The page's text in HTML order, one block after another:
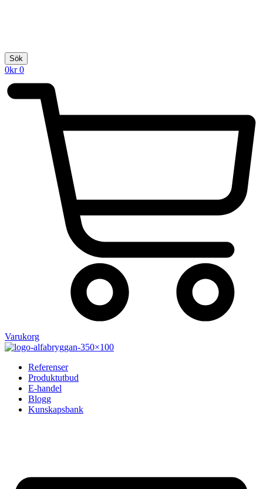
Sök
0kr 0
Varukorg
Referenser
Produktutbud
E-handel
Blogg
Kunskapsbank